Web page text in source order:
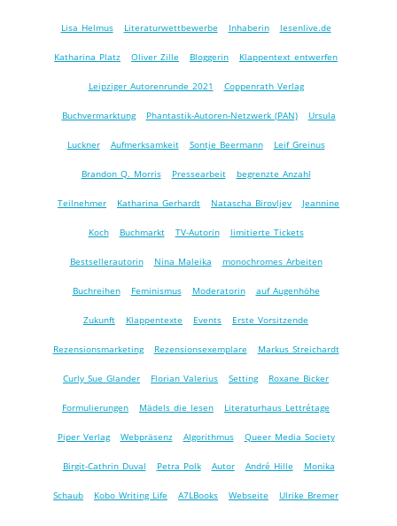
Lisa Helmus Literaturwettbewerbe Inhaberin lesenlive.de
Katharina Platz Oliver Zille Bloggerin Klappentext entwerfen
Leipziger Autorenrunde 2021 Coppenrath Verlag
Buchvermarktung Phantastik-Autoren-Netzwerk (PAN) Ursula
Luckner Aufmerksamkeit Sontje Beermann Leif Greinus
Brandon Q. Morris Pressearbeit begrenzte Anzahl
Teilnehmer Katharina Gerhardt Natascha Birovljev Jeannine
Koch Buchmarkt TV-Autorin limitierte Tickets
Bestsellerautorin Nina Maleika monochromes Arbeiten
Buchreihen Feminismus Moderatorin auf Augenhöhe
Zukunft Klappentexte Events Erste Vorsitzende
Rezensionsmarketing Rezensionsexemplare Markus Streichardt
Curly Sue Glander Florian Valerius Setting Roxane Bicker
Formulierungen Mädels die lesen Literaturhaus Lettrétage
Piper Verlag Webpräsenz Algorithmus Queer Media Society
Birgit-Cathrin Duval Petra Polk Autor André Hille Monika
Schaub Kobo Writing Life A7LBooks Webseite Ulrike Bremer